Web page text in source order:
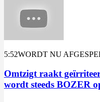
5:52WORDT NU
Omtzigt raakt
wordt steeds BOZER